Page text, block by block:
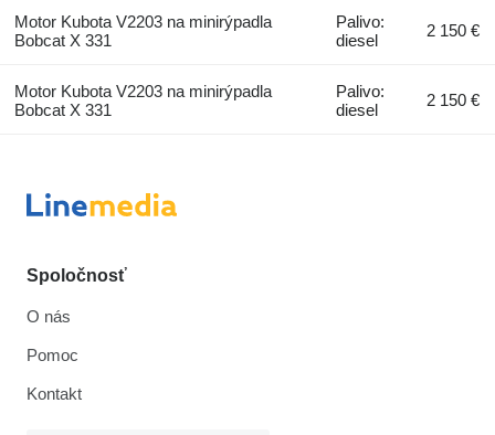
Motor Kubota V2203 na minirýpadla
Bobcat X 331
Palivo:
diesel
2 150 €
Motor Kubota V2203 na minirýpadla
Bobcat X 331
Palivo:
diesel
2 150 €
Spoločnosť
O nás
Pomoc
Kontakt